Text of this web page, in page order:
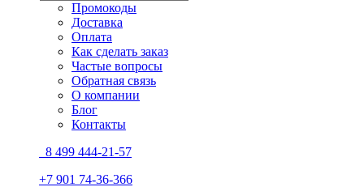
Промокоды
Доставка
Оплата
Как сделать заказ
Частые вопросы
Обратная связь
О компании
Блог
Контакты
8 499 444-21-57
+7 901 74-36-366